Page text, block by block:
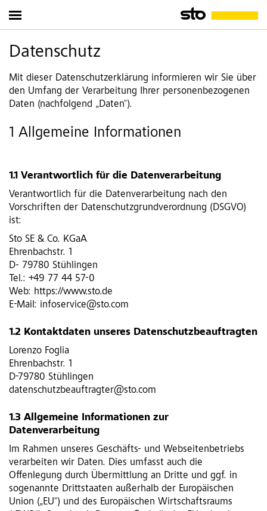
Datenschutz
Mit dieser Datenschutzerklärung informieren wir Sie über
den Umfang der Verarbeitung Ihrer personenbezogenen
Daten (nachfolgend „Daten“).
1 Allgemeine Informationen
1.1 Verantwortlich für die Datenverarbeitung
Verantwortlich für die Datenverarbeitung nach den
Vorschriften der Datenschutzgrundverordnung (DSGVO)
ist:
Sto SE & Co. KGaA
Ehrenbachstr. 1
D- 79780 Stühlingen
Tel.: +49 77 44 57-0
Web: https://www.sto.de
E-Mail: infoservice@sto.com
1.2 Kontaktdaten unseres Datenschutzbeauftragten
Lorenzo Foglia
Ehrenbachstr. 1
D-79780 Stühlingen
datenschutzbeauftragter@sto.com
1.3 Allgemeine Informationen zur
Datenverarbeitung
Im Rahmen unseres Geschäfts- und Webseitenbetriebs
verarbeiten wir Daten. Dies umfasst auch die
Offenlegung durch Übermittlung an Dritte und ggf. in
sogenannte Drittstaaten außerhalb der Europäischen
Union („EU“) und des Europäischen Wirtschaftsraums